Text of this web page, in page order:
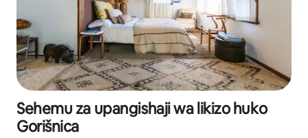
Sehemu za upangishaji wa likizo huko
Gorišnica